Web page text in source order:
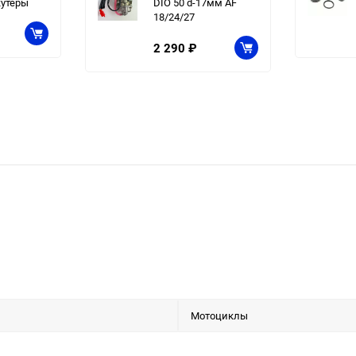
18/24/27
2 290 ₽
Мотоциклы